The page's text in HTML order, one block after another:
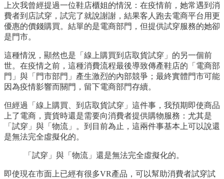
上次我曾經提過一位鞋店櫃姐的情況：在疫情前，她常遇到消
費者到店試穿，試完了就說謝謝，結果客人跑去電商平台用更
優惠的價錢購買。結單的是電商部門，但提供試穿服務的她卻
是門市。
這種情況，顯然也是「線上購買到店取貨試穿」的另一個前
世。在疫情之前，這種消費流程最後導致傳產鞋店的「電商部
門」與「門市部門」產生激烈的內部競爭；最終實體門市可能
因為疫情影響而關門，留下電商部門存續。
但經過「線上購買、到店取貨試穿」這件事，我預期即使商品
上了電商，賣貨時還是需要向消費者提供購物服務：尤其是
「試穿」與「物流」。到目前為止，這兩件事基本上可以說還
是無法完全虛擬化的。
「試穿」與「物流」還是無法完全虛擬化的。
即使現在市面上已經有很多VR產品，可以幫助消費者試穿試